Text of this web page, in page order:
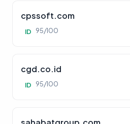
cpssoft.com
ID 95/100
cgd.co.id
ID 95/100